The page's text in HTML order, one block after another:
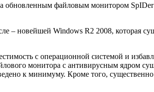
обновленным файловым монитором
– новейшей Windows R2 2008, которая
с операционной системой и
монитора с антивирусным ядром
к минимуму. Кроме того,